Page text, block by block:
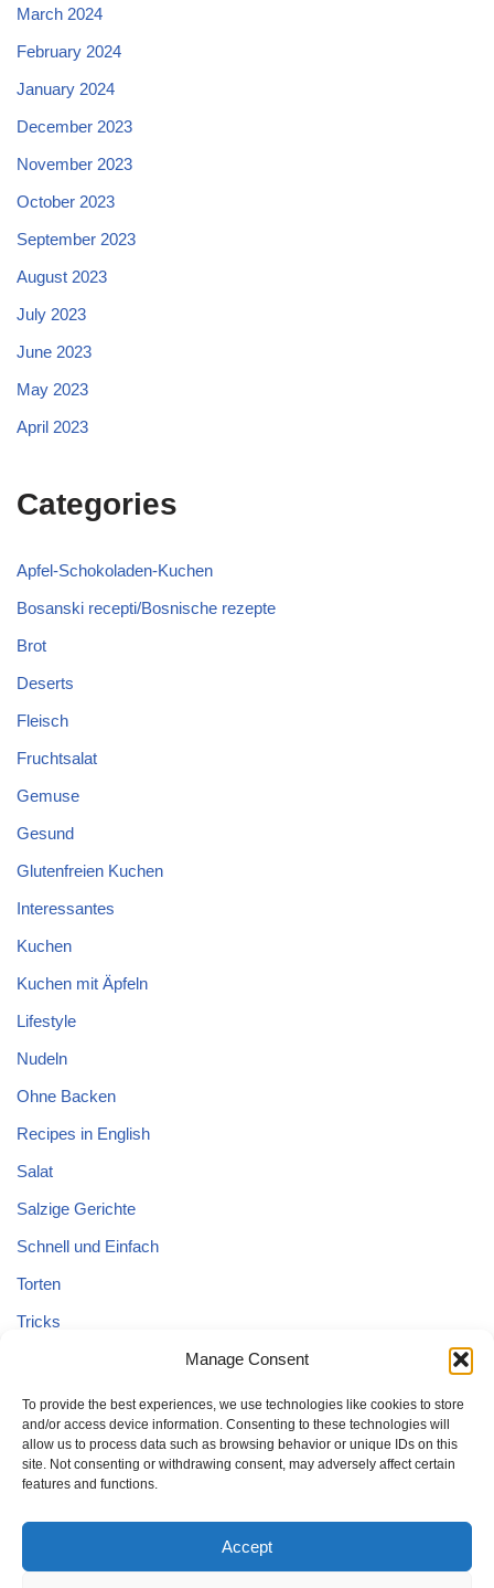
Manage Consent
To provide the best experiences, we use technologies like cookies to store
and/or access device information. Consenting to these technologies will
allow us to process data such as browsing behavior or unique IDs on this
site. Not consenting or withdrawing consent, may adversely affect certain
features and functions.
Accept
March 2024
February 2024
January 2024
December 2023
November 2023
October 2023
September 2023
August 2023
July 2023
June 2023
May 2023
April 2023
Categories
Apfel-Schokoladen-Kuchen
Bosanski recepti/Bosnische rezepte
Brot
Deserts
Fleisch
Fruchtsalat
Gemuse
Gesund
Glutenfreien Kuchen
Interessantes
Kuchen
Kuchen mit Äpfeln
Lifestyle
Nudeln
Ohne Backen
Recipes in English
Salat
Salzige Gerichte
Schnell und Einfach
Torten
Tricks
Uncategorized
Vegane Kuchen